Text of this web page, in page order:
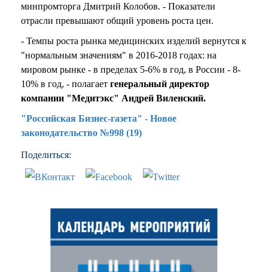
минпромторга Дмитрий Колобов. - Показатели
отрасли превышают общий уровень роста цен.
- Темпы роста рынка медицинских изделий вернутся к
"нормальным значениям" в 2016-2018 годах: на
мировом рынке - в пределах 5-6% в год, в России - 8-
10% в год, - полагает генеральный директор
компании "Медитэкс" Андрей Виленский.
"Российская Бизнес-газета" - Новое
законодательство №998 (19)
Поделиться: